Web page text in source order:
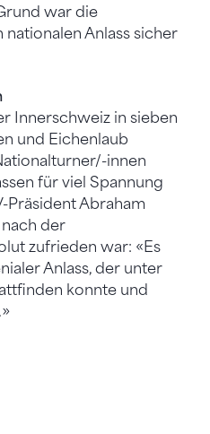
war die
Anlass sicher
Innerschweiz in sieben
und Eichenlaub
innen
für viel Spannung
Präsident Abraham
der
zufrieden war: «Es
Anlass, der unter
konnte und